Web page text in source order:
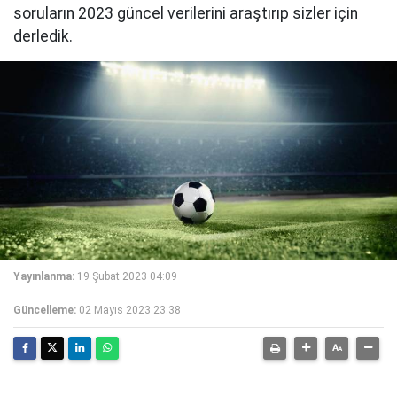
soruların 2023 güncel verilerini araştırıp sizler için
derledik.
Yayınlanma: 19 Şubat 2023 04:09
Güncelleme: 02 Mayıs 2023 23:38